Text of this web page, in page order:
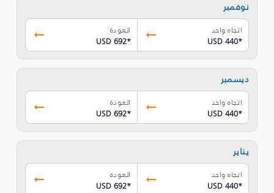
نوفمبر
اتجاه واحد
USD 440*
العودة
USD 692*
ديسمبر
اتجاه واحد
USD 440*
العودة
USD 692*
يناير
اتجاه واحد
USD 440*
العودة
USD 692*